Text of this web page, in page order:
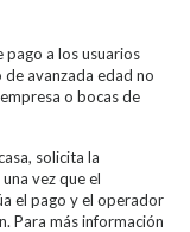
pago a los usuarios
avanzada edad no
o bocas de
solicita la
vez que el
el pago y el operador
Para más información